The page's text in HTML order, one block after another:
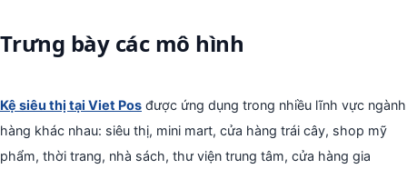
Trưng bày các mô hình
Kệ siêu thị tại Viet Pos được ứng dụng trong nhiều lĩnh vực ngành
hàng khác nhau: siêu thị, mini mart, cửa hàng trái cây, shop mỹ
phẩm, thời trang, nhà sách, thư viện trung tâm, cửa hàng gia